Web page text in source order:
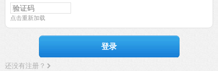
点击重新加载
登录
还没有注册？